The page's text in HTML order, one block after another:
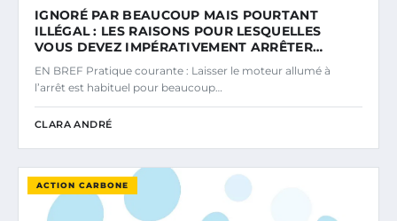
IGNORÉ PAR BEAUCOUP MAIS POURTANT
ILLÉGAL : LES RAISONS POUR LESQUELLES
VOUS DEVEZ IMPÉRATIVEMENT ARRÊTER…
EN BREF Pratique courante : Laisser le moteur allumé à
l’arrêt est habituel pour beaucoup…
CLARA ANDRÉ
ACTION CARBONE